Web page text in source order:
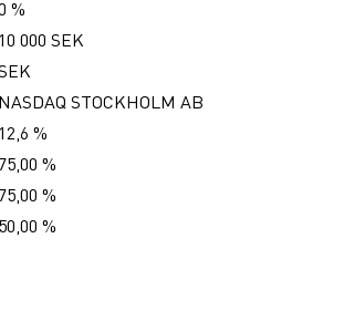
%
10 000 SEK
NASDAQ STOCKHOLM AB
12,6 %
%
%
50,00 %